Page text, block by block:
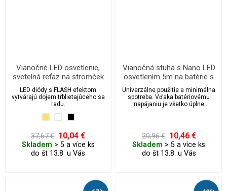
Vianočné LED osvetlenie,
svetelná reťaz na stromček
100 ks/10 m s FLASH
LED diódy s FLASH efektom
vytvárajú dojem trblietajúceho sa
ľadu.
37,67 € 10,04 €
Skladem > 5 a více ks
do št 13.8. u Vás
Vianočná stuha s Nano LED
osvetlením 5m na batérie s
časovačom
Univerzálne použitie a minimálna
spotreba. Vďaka batériovému
napájaniu je všetko úplne
20,96 € 10,46 €
Skladem > 5 a více ks
do št 13.8. u Vás